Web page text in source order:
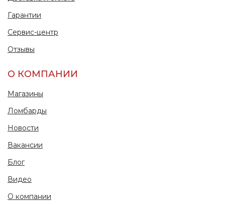
Гарантии
Сервис-центр
Отзывы
О КОМПАНИИ
Магазины
Ломбарды
Новости
Вакансии
Блог
Видео
О компании